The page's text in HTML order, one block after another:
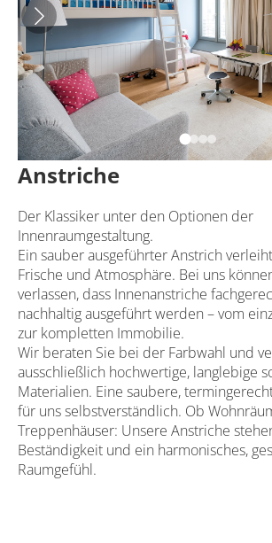
Anstriche
Der Klassiker unter den Optionen der
Innenraumgestaltung.
Ein sauber ausgeführter Anstrich
Frische und Atmosphäre. Bei uns
verlassen, dass Innenanstriche
nachhaltig ausgeführt werden – vom
zur kompletten Immobilie.
Wir beraten Sie bei der Farbwahl und
ausschließlich hochwertige, langlebige
Materialien. Eine saubere,
für uns selbstverständlich. Ob
Treppenhäuser: Unsere Anstriche
Beständigkeit und ein harmonisches,
Raumgefühl.